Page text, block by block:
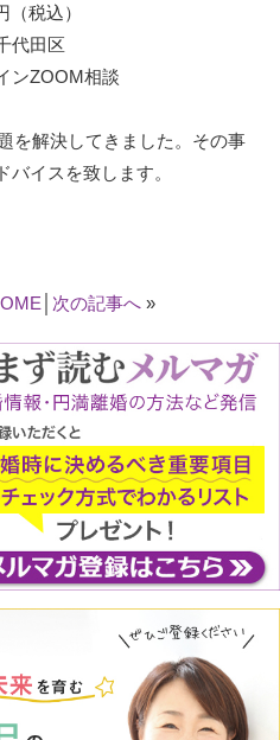
税込）
田区
ZOOM相談
を解決してきました。その事
イスを致します。
次の記事へ »